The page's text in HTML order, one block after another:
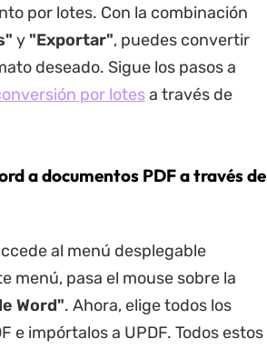
por lotes. Con la combinación
y "Exportar", puedes convertir
deseado. Sigue los pasos a
por lotesa través de
a documentos PDF a través de
al menú desplegable
menú, pasa el mouse sobre la
Word". Ahora, elige todos los
e impórtalos a UPDF. Todos estos